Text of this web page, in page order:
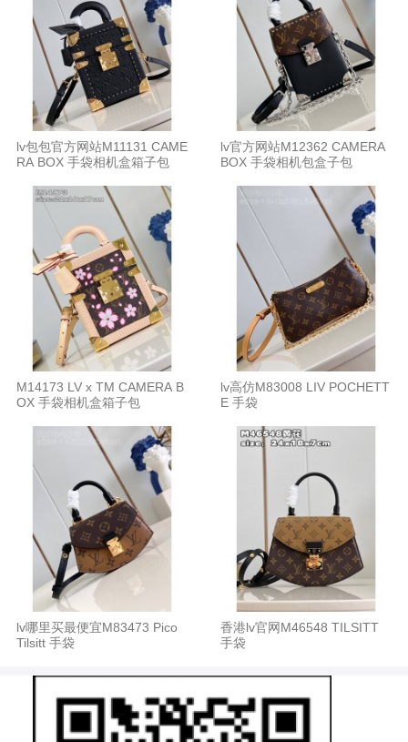
lv包包官方网站M11131 CAME
RA BOX 手袋相机盒箱子包
lv官方网站M12362 CAMERA
BOX 手袋相机包盒子包
M14173 LV x TM CAMERA B
OX 手袋相机盒箱子包
lv高仿M83008 LIV POCHETT
E 手袋
lv哪里买最便宜M83473 Pico
Tilsitt 手袋
香港lv官网M46548 TILSITT
手袋